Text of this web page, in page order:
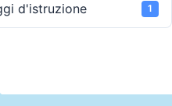
d'istruzione 1